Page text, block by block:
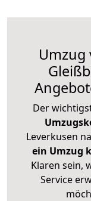
Umzug
Der
Leverkusen
ein Umzug
Klaren sein,
Service